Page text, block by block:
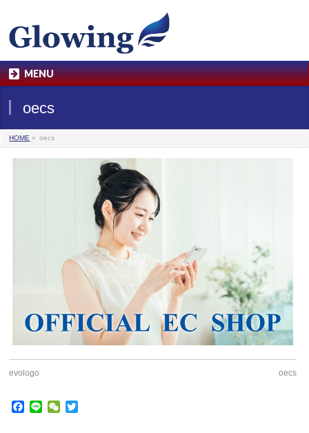
MENU
oecs
HOME » oecs
evologo oecs
Facebook
Line WeChat